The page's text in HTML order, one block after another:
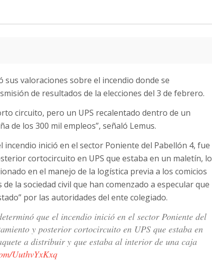
sus valoraciones sobre el incendio donde se
de resultados de la elecciones del 3 de febrero.
circuito, pero un UPS recalentado dentro de un
de los 300 mil empleos”, señaló Lemus.
incendio inició en el sector Poniente del Pabellón 4, fue
cortocircuito en UPS que estaba en un maletín, lo
en el manejo de la logística previa a los comicios
la sociedad civil que han comenzado a especular que
por las autoridades del ente colegiado.
que el incendio inició en el sector Poniente del
y posterior cortocircuito en UPS que estaba en
a distribuir y que estaba al interior de una caja
UuthvYxKxq